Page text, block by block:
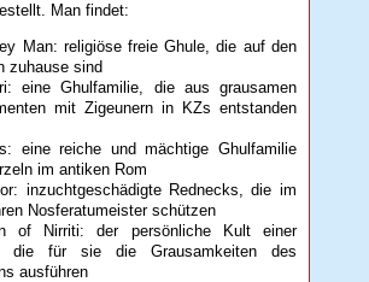
Man findet:
Man: religiöse freie Ghule, die auf den
zuhause sind
eine Ghulfamilie, die aus grausamen
mit Zigeunern in KZs entstanden
eine reiche und mächtige Ghulfamilie
im antiken Rom
inzuchtgeschädigte Rednecks, die im
Nosferatumeister schützen
of Nirriti: der persönliche Kult einer
die für sie die Grausamkeiten des
ausführen